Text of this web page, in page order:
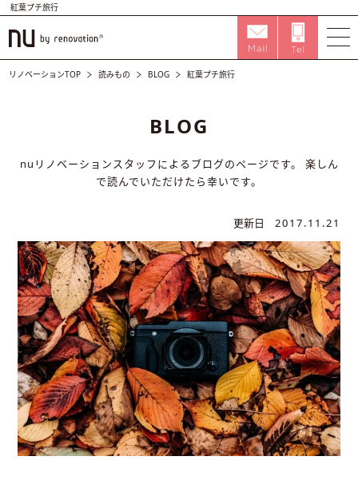
紅葉プチ旅行
リノベーションTOP 読みもの BLOG 紅葉プチ旅行
BLOG
nuリノベーションスタッフによるブログのページです。
楽しん
で読んでいただけたら幸いです。
更新日 2017.11.21